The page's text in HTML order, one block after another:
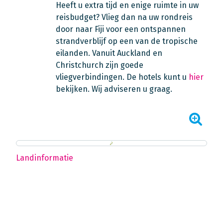
Heeft u extra tijd en enige ruimte in uw
reisbudget? Vlieg dan na uw rondreis
door naar Fiji voor een ontspannen
strandverblijf op een van de tropische
eilanden. Vanuit Auckland en
Christchurch zijn goede
vliegverbindingen. De hotels kunt u hier
bekijken. Wij adviseren u graag.
Landinformatie